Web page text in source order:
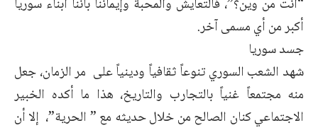
“أنت من وين؟”، فالتعايش والمحبة وإيماننا بأننا أبناء سوريا
أكبر من أي مسمى آخر.
جسد سوريا
شهد الشعب السوري تنوعاً ثقافياً ودينياً على مر الزمان، جعل
منه مجتمعاً غنياً بالتجارب والتاريخ، هذا ما أكده الخبير
الاجتماعي كنان الصالح من خلال حديثه مع ” الحرية”، إلا أن